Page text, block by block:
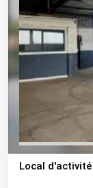
Local